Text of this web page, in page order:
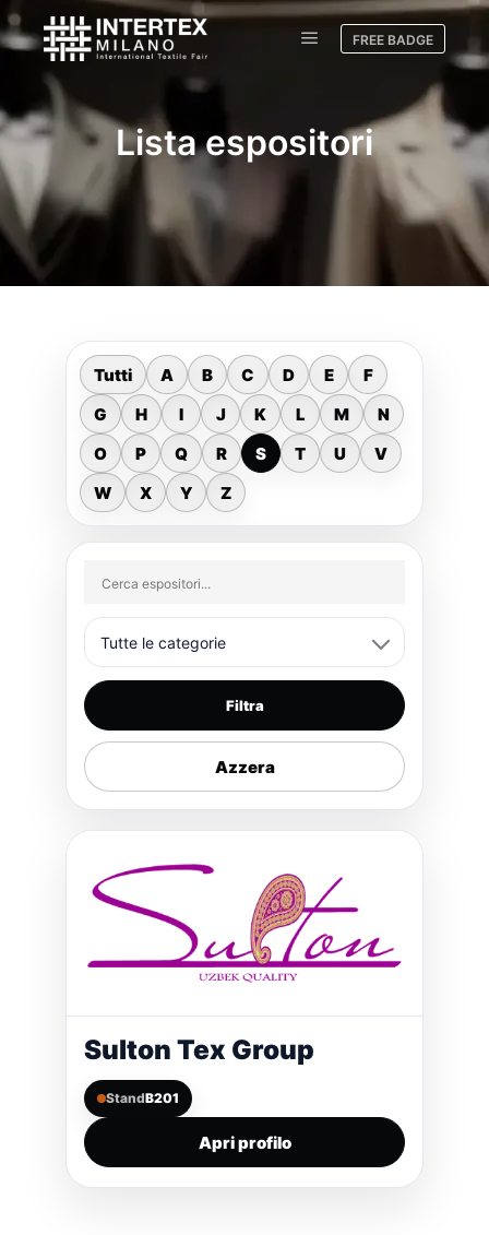
FREE BADGE
Lista espositori
Tutti A B C D E
F
G
H I J K L M
N
O
P Q R S T U
V
W
X Y Z
Filtra
Azzera
Sulton Tex Group
StandB201
Apri profilo